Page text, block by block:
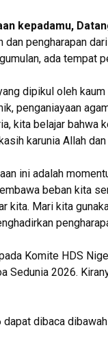
kepadamu,
pengharapan
ada tempat
dipikul oleh
penganiayaan
kita belajar bahwa
karunia Allah
ini adalah
beban kita
Mari kita
Komite HDS
Sedunia 2026.
dibaca